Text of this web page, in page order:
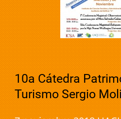
10a Cátedra
Turismo Sergio